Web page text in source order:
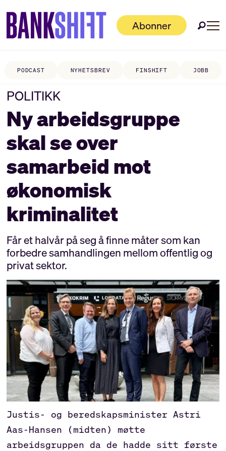
Abonner
PODCAST NYHETSBREV FINSHIFT JOBB
POLITIKK
Ny arbeidsgruppe
skal se over
samarbeid mot
økonomisk
kriminalitet
Får et halvår på seg å finne måter som kan
forbedre samhandlingen mellom offentlig og
privat sektor.
Justis- og beredskapsminister Astri
Aas-Hansen (midten) møtte
arbeidsgruppen da de hadde sitt første